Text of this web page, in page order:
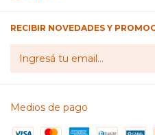
RECIBIR NOVEDADES Y
Medios de pago